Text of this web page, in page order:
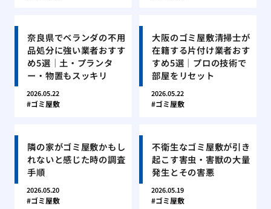
奈良県でベランダの不用
品処分に強い業者おすす
め5選｜土・プランタ
ー・物置もスッキリ
2026.05.22
ゴミ屋敷
大阪のゴミ屋敷清掃士が
在籍する片付け業者おす
すめ5選｜プロの技術で
部屋をリセット
2026.05.22
ゴミ屋敷
隣の家がゴミ屋敷かもし
れないと感じた時の調査
手順
2026.05.20
ゴミ屋敷
不衛生なゴミ屋敷が引き
起こす害虫・害獣の大量
発生とその害悪
2026.05.19
ゴミ屋敷